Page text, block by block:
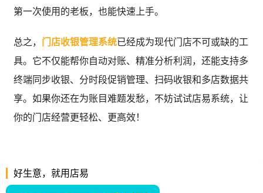
第一次使用的老板，也能快速上手。
总之， 门店收银管理系统已经成为现代门店不可或缺的工
具。它不仅能帮你自动对账、精准分析利润，还能支持多
终端同步收银、分时段促销管理、扫码收银和多店数据共
享。如果你还在为账目难题发愁，不妨试试店易系统，让
你的门店经营更轻松、更高效！
好生意，就用店易